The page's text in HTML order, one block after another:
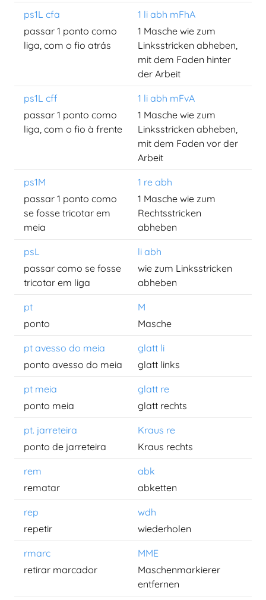
ps1L cfa
1 li abh mFhA
passar 1 ponto como
liga, com o fio atrás
1 Masche wie zum
Linksstricken abheben,
mit dem Faden hinter
der Arbeit
ps1L cff
1 li abh mFvA
passar 1 ponto como
liga, com o fio à frente
1 Masche wie zum
Linksstricken abheben,
mit dem Faden vor der
Arbeit
ps1M
1 re abh
passar 1 ponto como
se fosse tricotar em
meia
1 Masche wie zum
Rechtsstricken
abheben
psL
li abh
passar como se fosse
tricotar em liga
wie zum Linksstricken
abheben
pt
M
ponto
Masche
pt avesso do meia
glatt li
ponto avesso do meia
glatt links
pt meia
glatt re
ponto meia
glatt rechts
pt. jarreteira
Kraus re
ponto de jarreteira
Kraus rechts
rem
abk
rematar
abketten
rep
wdh
repetir
wiederholen
rmarc
MME
retirar marcador
Maschenmarkierer
entfernen